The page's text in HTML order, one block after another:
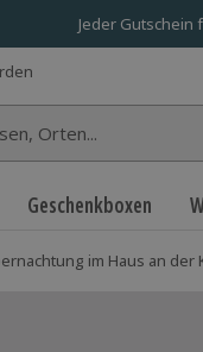
Jeder Gutschein
Geschenkboxen
im Haus an der